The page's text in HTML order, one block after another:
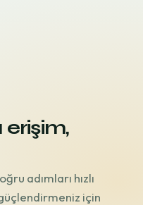
erişim,
adımları hızlı
için